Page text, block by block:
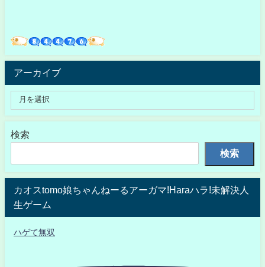
アーカイブ
検索
検索
カオスtomo娘ちゃんねーるアーガマ!Haraハラ!未解決人
生ゲーム
ハゲて無双